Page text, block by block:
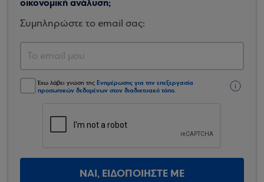
οικονομική ανάλυση;
Συμπληρώστε το email σας:
Έχω λάβει γνώση της Ενημέρωσης για την επεξεργασία
προσωπικών δεδομένων στον διαδικτυακό τόπο.
ΝΑΙ, ΕΙΔΟΠΟΙΗΣΤΕ ΜΕ